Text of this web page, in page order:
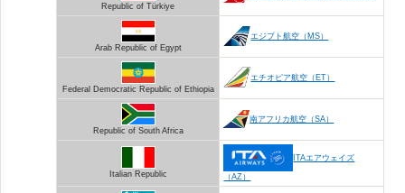
Republic of Türkiye
Arab Republic of Egypt
エジプト航空（MS）
Federal Democratic Republic of Ethiopia
エチオピア航空（ET）
Republic of South Africa
南アフリカ航空（SA）
Italian Republic
ITAエアウェイズ
（AZ）